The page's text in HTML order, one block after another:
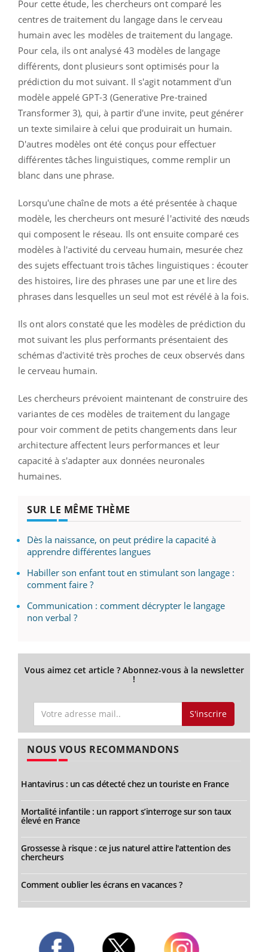
Pour cette étude, les chercheurs ont comparé les
centres de traitement du langage dans le cerveau
humain avec les modèles de traitement du langage.
Pour cela, ils ont analysé 43 modèles de langage
différents, dont plusieurs sont optimisés pour la
prédiction du mot suivant. Il s'agit notamment d'un
modèle appelé GPT-3 (Generative Pre-trained
Transformer 3), qui, à partir d'une invite, peut générer
un texte similaire à celui que produirait un humain.
D'autres modèles ont été conçus pour effectuer
différentes tâches linguistiques, comme remplir un
blanc dans une phrase.
Lorsqu'une chaîne de mots a été présentée à chaque
modèle, les chercheurs ont mesuré l'activité des nœuds
qui composent le réseau. Ils ont ensuite comparé ces
modèles à l'activité du cerveau humain, mesurée chez
des sujets effectuant trois tâches linguistiques : écouter
des histoires, lire des phrases une par une et lire des
phrases dans lesquelles un seul mot est révélé à la fois.
Ils ont alors constaté que les modèles de prédiction du
mot suivant les plus performants présentaient des
schémas d'activité très proches de ceux observés dans
le cerveau humain.
Les chercheurs prévoient maintenant de construire des
variantes de ces modèles de traitement du langage
pour voir comment de petits changements dans leur
architecture affectent leurs performances et leur
capacité à s'adapter aux données neuronales
humaines.
SUR LE MÊME THÈME
Dès la naissance, on peut prédire la capacité à
apprendre différentes langues
Habiller son enfant tout en stimulant son langage :
comment faire ?
Communication : comment décrypter le langage
non verbal ?
Vous aimez cet article ? Abonnez-vous à la newsletter
!
S'inscrire
NOUS VOUS RECOMMANDONS
Hantavirus : un cas détecté chez un touriste en France
Mortalité infantile : un rapport s’interroge sur son taux
élevé en France
Grossesse à risque : ce jus naturel attire l'attention des
chercheurs
Comment oublier les écrans en vacances ?